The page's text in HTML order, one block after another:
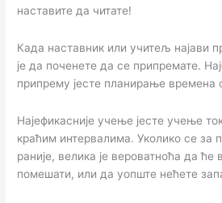
наставите да читате!
Када наставник или учитељ најави
је да поченете да се припремате.
припрему јесте планирање времена
Најефикасније учење јесте учење
краћим интервалима. Уколико се за
раније, велика је вероватноћа да
помешати, или да уопште нећете